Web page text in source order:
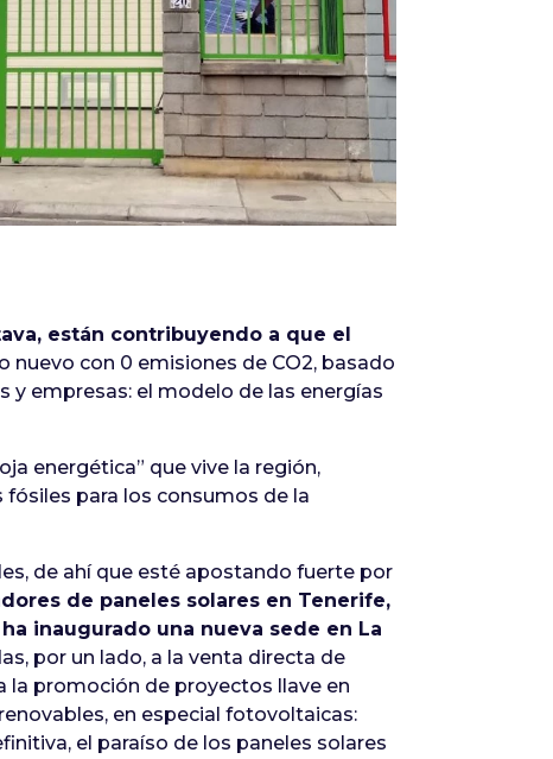
están contribuyendo a que el
nuevo con 0 emisiones de CO2, basado
y empresas: el modelo de las energías
energética” que vive la región,
para los consumos de la
de ahí que esté apostando fuerte por
de paneles solares en Tenerife,
inaugurado una nueva sede en La
por un lado, a la venta directa de
la promoción de proyectos llave en
en especial fotovoltaicas:
el paraíso de los paneles solares